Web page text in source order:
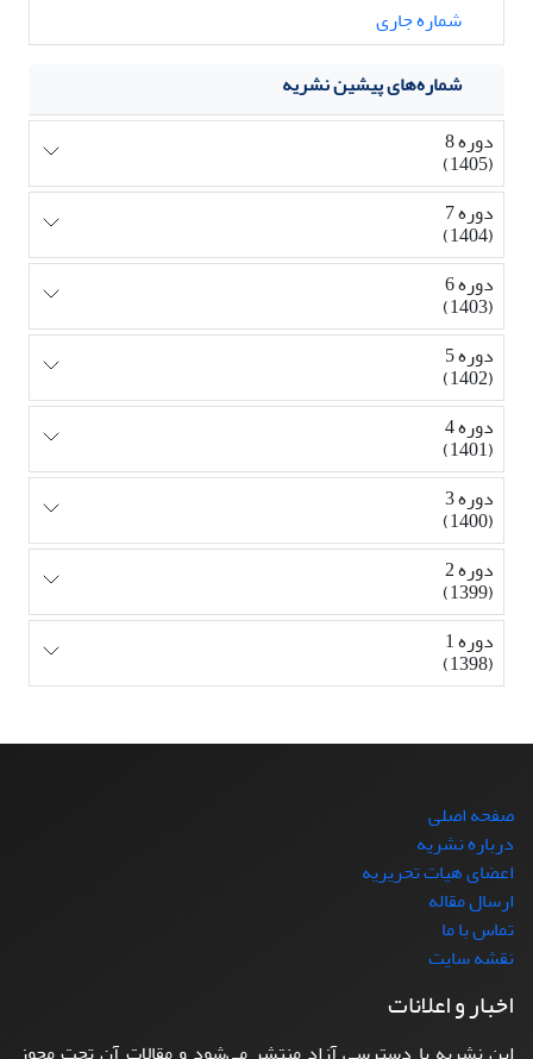
شماره جاری
شماره‌های پیشین نشریه
دوره 8
(1405)
دوره 7
(1404)
دوره 6
(1403)
دوره 5
(1402)
دوره 4
(1401)
دوره 3
(1400)
دوره 2
(1399)
دوره 1
(1398)
صفحه اصلی
درباره نشریه
اعضای هیات تحریریه
ارسال مقاله
تماس با ما
نقشه سایت
اخبار و اعلانات